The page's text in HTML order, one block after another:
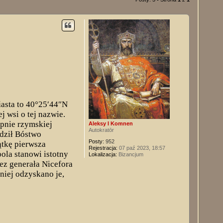
Aleksy I Komnen
Autokratōr
Posty: 952
Rejestracja: 07 paź 2023, 18:57
Lokalizacja: Bizancjum
to 40°25′44″N
wsi o tej nazwie.
rzymskiej
Bóstwo
pierwsza
stanowi istotny
generała Nicefora
odzyskano je,